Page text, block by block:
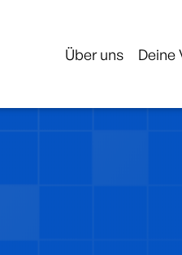
Über uns Deine